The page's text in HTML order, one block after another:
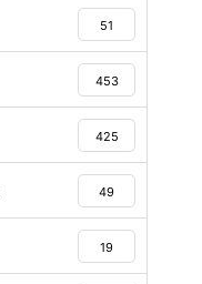
51
453
425
49
19